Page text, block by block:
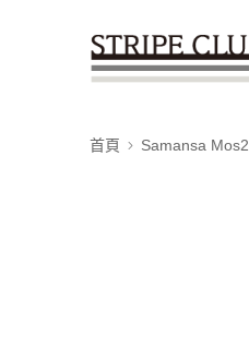
首頁 Samansa Mos2